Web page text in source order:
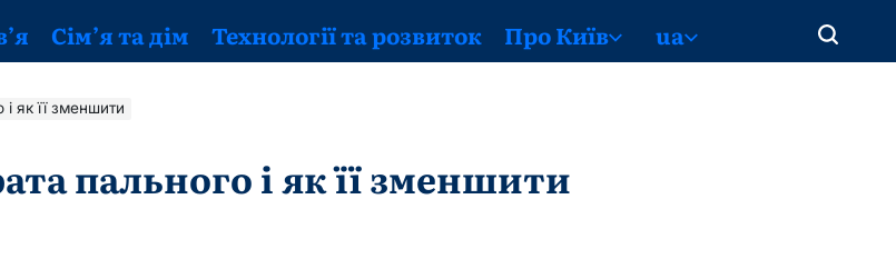
Сім’я та дім Технології та розвиток Про Київ ua
як її зменшити
пального і як її зменшити